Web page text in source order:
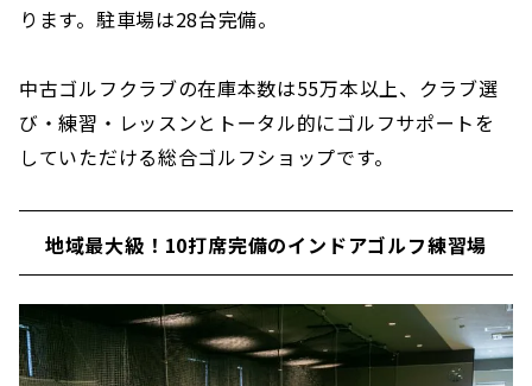
ります。駐車場は28台完備。
中古ゴルフクラブの在庫本数は55万本以上、クラブ選
び・練習・レッスンとトータル的にゴルフサポートを
していただける総合ゴルフショップです。
地域最大級！10打席完備のインドアゴルフ練習場